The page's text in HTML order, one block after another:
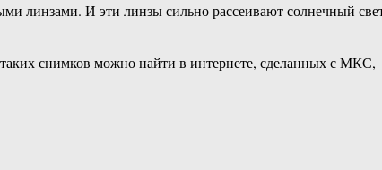
линзами. И эти линзы сильно рассеивают солнечный
снимков можно найти в интернете, сделанных с МКС,